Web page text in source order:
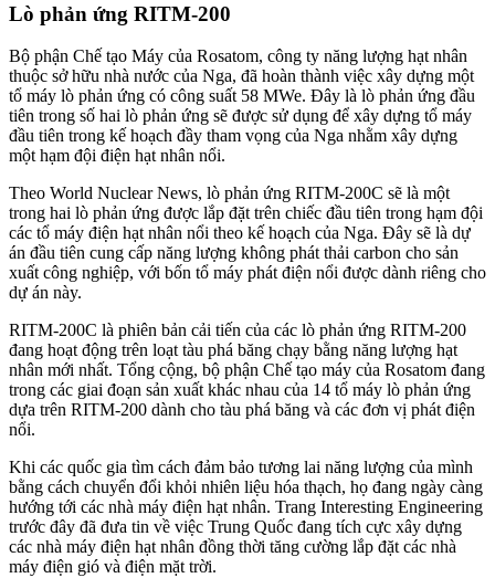
Lò phản ứng RITM-200
Bộ phận Chế tạo Máy của Rosatom, công ty năng lượng hạt nhân
thuộc sở hữu nhà nước của Nga, đã hoàn thành việc xây dựng một
tổ máy lò phản ứng có công suất 58 MWe. Đây là lò phản ứng đầu
tiên trong số hai lò phản ứng sẽ được sử dụng để xây dựng tổ máy
đầu tiên trong kế hoạch đầy tham vọng của Nga nhằm xây dựng
một hạm đội điện hạt nhân nổi.
Theo World Nuclear News, lò phản ứng RITM-200C sẽ là một
trong hai lò phản ứng được lắp đặt trên chiếc đầu tiên trong hạm đội
các tổ máy điện hạt nhân nổi theo kế hoạch của Nga. Đây sẽ là dự
án đầu tiên cung cấp năng lượng không phát thải carbon cho sản
xuất công nghiệp, với bốn tổ máy phát điện nổi được dành riêng cho
dự án này.
RITM-200C là phiên bản cải tiến của các lò phản ứng RITM-200
đang hoạt động trên loạt tàu phá băng chạy bằng năng lượng hạt
nhân mới nhất. Tổng cộng, bộ phận Chế tạo máy của Rosatom đang
trong các giai đoạn sản xuất khác nhau của 14 tổ máy lò phản ứng
dựa trên RITM-200 dành cho tàu phá băng và các đơn vị phát điện
nổi.
Khi các quốc gia tìm cách đảm bảo tương lai năng lượng của mình
bằng cách chuyển đổi khỏi nhiên liệu hóa thạch, họ đang ngày càng
hướng tới các nhà máy điện hạt nhân. Trang Interesting Engineering
trước đây đã đưa tin về việc Trung Quốc đang tích cực xây dựng
các nhà máy điện hạt nhân đồng thời tăng cường lắp đặt các nhà
máy điện gió và điện mặt trời.